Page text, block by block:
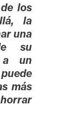
los
la
una
su
a un
más